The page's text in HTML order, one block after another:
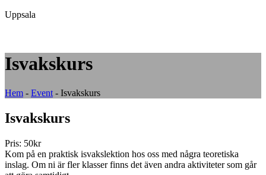
Uppsala
Isvakskurs
Hem - Event - Isvakskurs
Isvakskurs
Pris: 50kr
Kom på en praktisk isvakslektion hos oss med några teoretiska
inslag. Om ni är fler klasser finns det även andra aktiviteter som går